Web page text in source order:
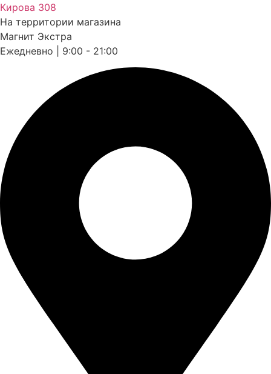
Кирова 308
На территории магазина
Магнит Экстра
Ежедневно | 9:00 - 21:00